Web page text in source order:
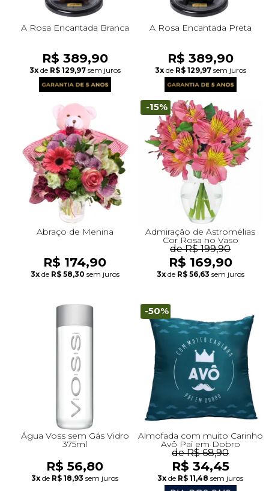
A Rosa Encantada Branca
R$ 389,90
3x de R$ 129,97 sem juros
A Rosa Encantada Preta
R$ 389,90
3x de R$ 129,97 sem juros
Abraço de Menina
R$ 174,90
3x de R$ 58,30 sem juros
-15%
Admiração de Astromélias
Cor Rosa no Vaso
de R$ 199,90
R$ 169,90
3x de R$ 56,63 sem juros
Água Voss sem Gás Vidro
375ml
R$ 56,80
3x de R$ 18,93 sem juros
-50%
Almofada com muito Carinho
Avô Pai em Dobro
de R$ 68,90
R$ 34,45
3x de R$ 11,48 sem juros